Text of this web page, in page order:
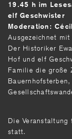
19.45 h im
elf Geschwister
Moderation:
Ausgezeichnet
Der Historiker
Hof und elf
Familie die große
Die
statt.